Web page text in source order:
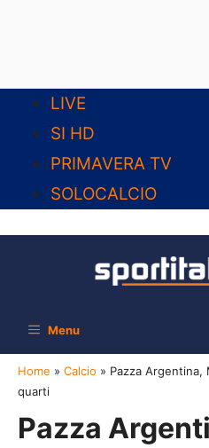
contenuto
LIVE
SI HD
PRIMAVERA TV
SOLOCALCIO
Menu
Home » Calcio » Pazza Argentina,
quarti
Pazza